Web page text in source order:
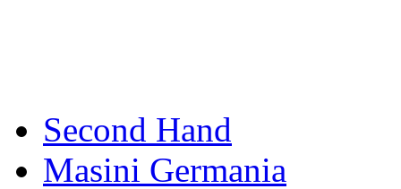
Second Hand
Masini Germania